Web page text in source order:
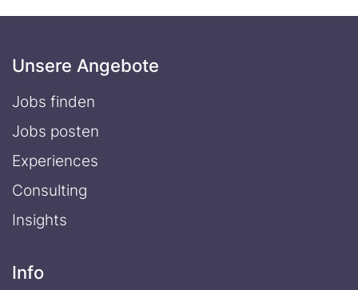
Unsere Angebote
Jobs finden
Jobs posten
Experiences
Consulting
Insights
Info